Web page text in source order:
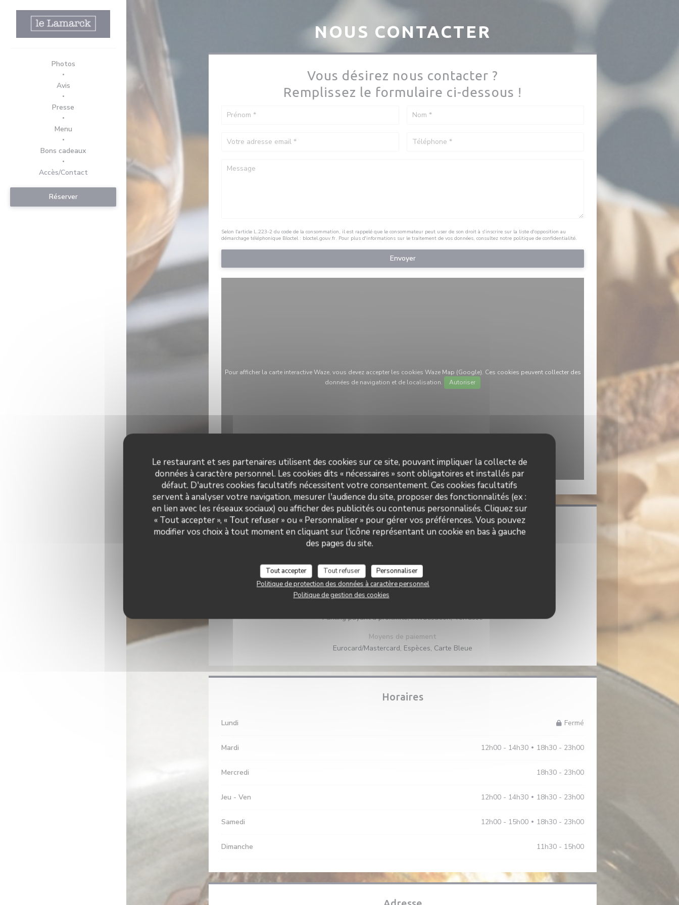
Le restaurant et ses partenaires utilisent des cookies sur ce site, pouvant impliquer la collecte de
données à caractère personnel. Les cookies dits « nécessaires » sont obligatoires et installés par
défaut. D'autres cookies facultatifs nécessitent votre consentement. Ces cookies facultatifs
servent à analyser votre navigation, mesurer l'audience du site, proposer des fonctionnalités (ex :
en lien avec les réseaux sociaux) ou afficher des publicités ou contenus personnalisés. Cliquez sur
« Tout accepter », « Tout refuser » ou « Personnaliser » pour gérer vos préférences. Vous pouvez
modifier vos choix à tout moment en cliquant sur l'icône représentant un cookie en bas à gauche
des pages du site.
Tout accepter Tout refuser
Personnaliser
Politique de protection des données à caractère personnel
Politique de gestion des cookies
Photos
Avis
Presse
Menu((ouvre une nouvelle fenêtre))
Bons cadeaux((ouvre une nouvelle fenêtre))
Accès/Contact
Réserver
NOUS CONTACTER
Vous désirez nous contacter ?
Remplissez le formulaire ci-dessous !
Selon l'article L.223-2 du code de la consommation, il est rappelé que le consommateur peut user de son droit à s'inscrire sur la liste d'opposition au
démarchage téléphonique Bloctel : bloctel.gouv.fr. Pour plus d'informations sur le traitement de vos données, consultez notre politique de confidentialité.
Pour afficher la carte interactive Waze, vous devez accepter les cookies Waze Map (Google). Ces cookies peuvent collecter des
données de navigation et de localisation.
Autoriser
Infos pratiques
Type de restaurant
Restaurant
Parking payant à proximité, Privatisation, Terrasse
Moyens de paiement
Eurocard/Mastercard, Espèces, Carte Bleue
Horaires
Lundi Fermé
Mardi 12h00 - 14h30 • 18h30 - 23h00
Mercredi 18h30 - 23h00
Jeu - Ven 12h00 - 14h30 • 18h30 - 23h00
Samedi 12h00 - 15h00 • 18h30 - 23h00
Dimanche 11h30 - 15h00